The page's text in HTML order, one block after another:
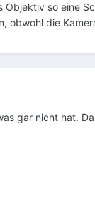
so eine
obwohl die
gar nicht hat.